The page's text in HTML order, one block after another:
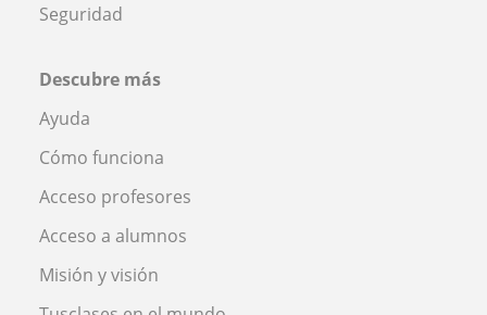
Seguridad
Descubre más
Ayuda
Cómo funciona
Acceso profesores
Acceso a alumnos
Misión y visión